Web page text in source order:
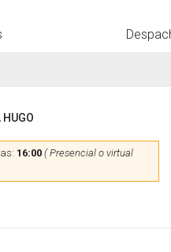
HUGO
16:00 ( Presencial o virtual